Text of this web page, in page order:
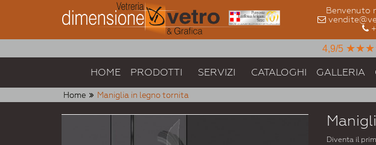
Benvenuto
4,9/5
HOME PRODOTTI SERVIZI CATALOGHI GALLERIA
Home Maniglia in legno tornita
Diventa il